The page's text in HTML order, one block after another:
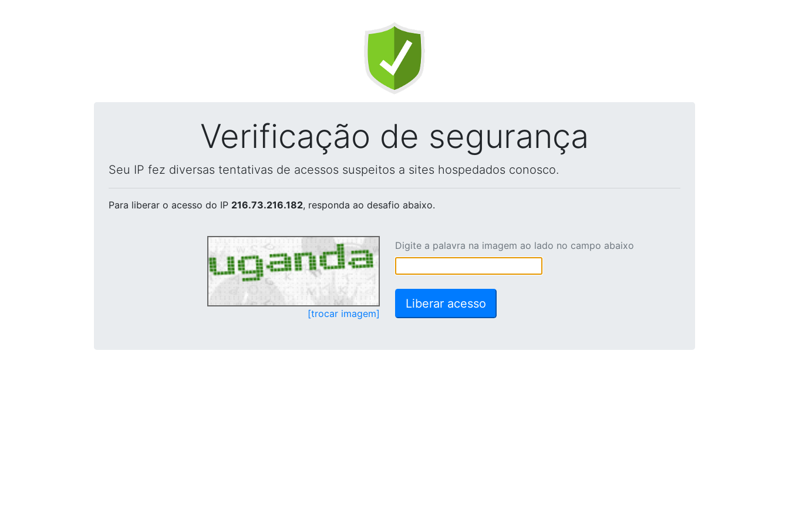
Verificação de segurança
Seu IP fez diversas tentativas de acessos suspeitos a sites hospedados conosco.
Para liberar o acesso do IP 216.73.216.182, responda ao desafio abaixo.
[trocar imagem]
Digite a palavra na imagem ao lado no campo abaixo